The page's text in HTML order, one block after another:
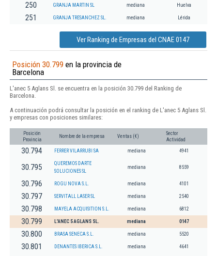
250 GRANJA MARTIN SL mediana Huelva
251 GRANJA TRESANCHEZ SL. mediana Lérida
Ver Ranking de Empresas del CNAE 0147
Posición 30.799 en la provincia de
Barcelona
L'anec 5 Aglans Sl. se encuentra en la posición 30.799 del Ranking de
Barcelona.
A continuación podrá consultar la posición en el ranking de L'anec 5 Aglans Sl.
y empresas con posiciones similares:
Posición
Provincia
Nombre de la empresa Ventas (€)
Sector
Actividad
30.794 FERRER VILARRUBI SA mediana 4941
30.795
QUEREMOS DARTE
SOLUCIONES SL
mediana 8559
30.796 ROGU NOVA S.L. mediana 4101
30.797 SERVITALL LASER SL mediana 2540
30.798 MAYELA ACQUISITION S.L. mediana 6812
30.799 L'ANEC 5 AGLANS SL. mediana 0147
30.800 BRASA SENECA S.L. mediana 5520
30.801 DENANTES IBERICA S.L. mediana 4641